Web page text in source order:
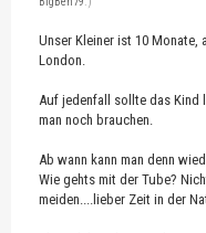
Unser Kleiner ist 10 Monate,
London.
Auf jedenfall sollte das Kind
man noch brauchen.
Ab wann kann man denn
Wie gehts mit der Tube?
meiden....lieber Zeit in der